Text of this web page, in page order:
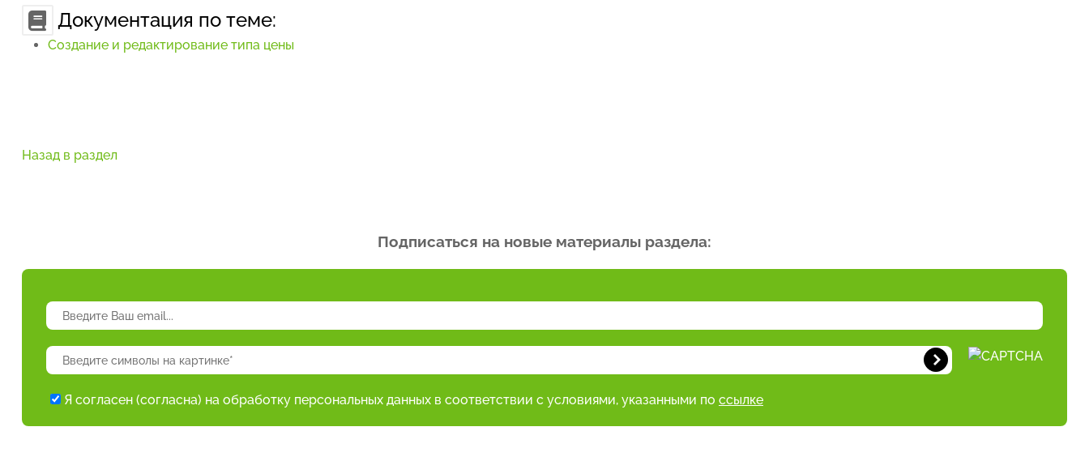
Документация по теме:
Создание и редактирование типа цены
Назад в раздел
Подписаться на новые материалы раздела:
Я согласен (согласна) на обработку персональных данных в соответствии с условиями, указанными по ссылке